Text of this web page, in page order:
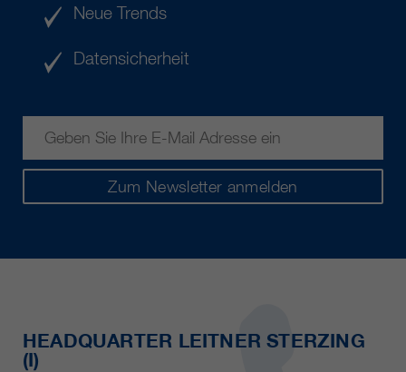
Zum Newsletter anmelden
Neue Trends
Datensicherheit
HEADQUARTER LEITNER STERZING
(I)